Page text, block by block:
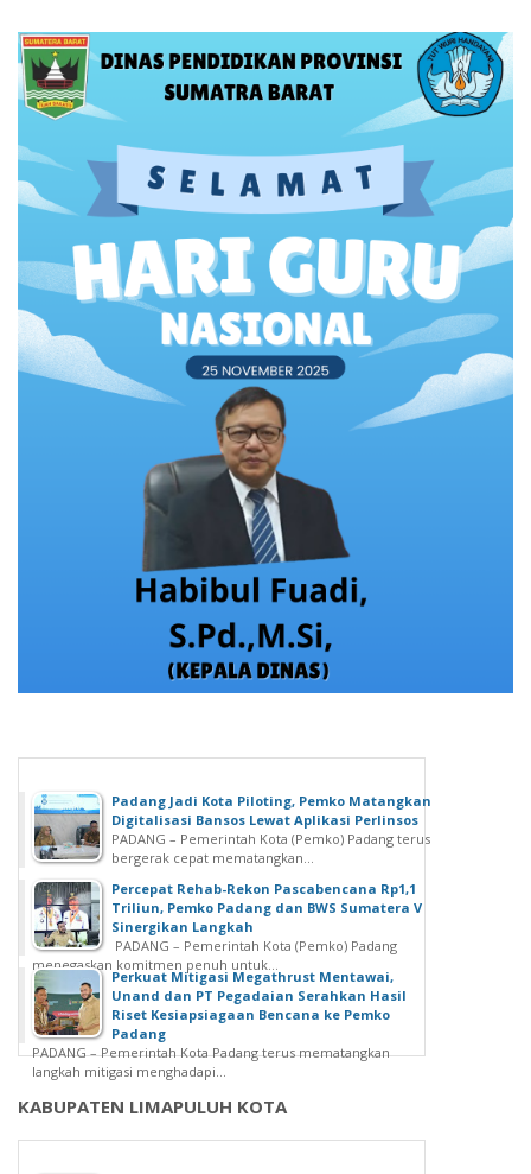
Padang Jadi Kota Piloting, Pemko Matangkan
Digitalisasi Bansos Lewat Aplikasi Perlinsos
PADANG – Pemerintah Kota (Pemko) Padang terus
bergerak cepat mematangkan...
Percepat Rehab-Rekon Pascabencana Rp1,1
Triliun, Pemko Padang dan BWS Sumatera V
Sinergikan Langkah
PADANG – Pemerintah Kota (Pemko) Padang
menegaskan komitmen penuh untuk...
Perkuat Mitigasi Megathrust Mentawai,
Unand dan PT Pegadaian Serahkan Hasil
Riset Kesiapsiagaan Bencana ke Pemko
Padang
PADANG – Pemerintah Kota Padang terus mematangkan
langkah mitigasi menghadapi...
KABUPATEN LIMAPULUH KOTA